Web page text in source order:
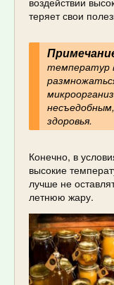
теряет свои
температур
здоровья.
Конечно, в
высокие
лучше не
летнюю жару.